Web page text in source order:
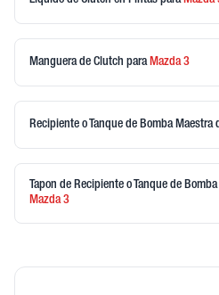
Manguera de Clutch para Mazda3
Recipiente o Tanque de Bomba Maestra
Tapon de Recipiente o Tanque de
Mazda3